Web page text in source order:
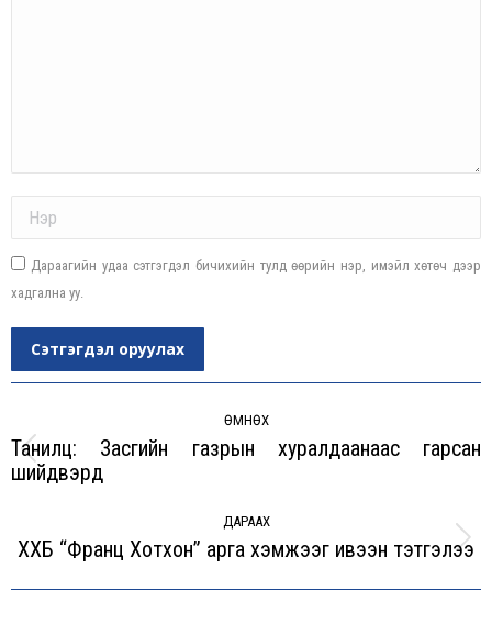
Дараагийн удаа сэтгэгдэл бичихийн тулд өөрийн нэр, имэйл хөтөч дээр
хадгална уу.
Сэтгэгдэл оруулах
ӨМНӨХ
Previous
Танилц: Засгийн газрын хуралдаанаас гарсан
шийдвэрүүд
ДАРААХ
Next
ХХБ “Франц Хотхон” арга хэмжээг ивээн тэтгэлээ